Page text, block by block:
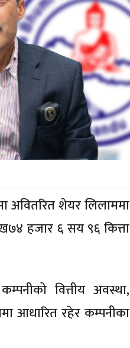
अवितरित शेयर लिलाममा
हजार ६ सय ९६ कित्ता
वित्तीय अवस्था,
आधारित रहेर कम्पनीका